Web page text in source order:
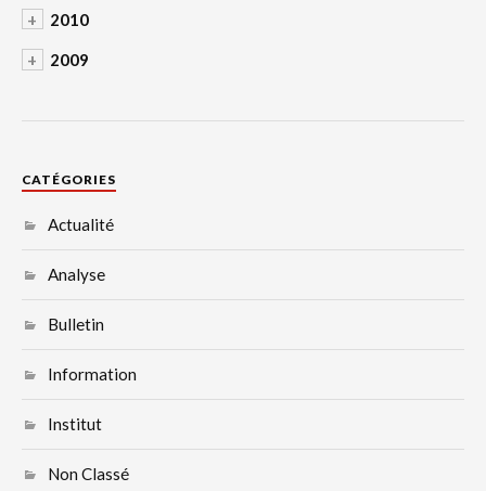
+ 2010
+ 2009
CATÉGORIES
Actualité
Analyse
Bulletin
Information
Institut
Non Classé